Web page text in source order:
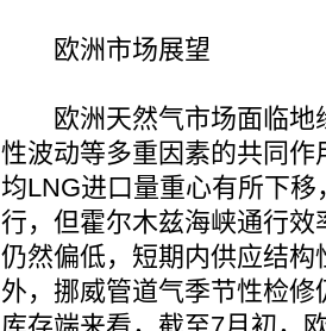
欧洲市场展望
欧洲天然气市场面临地
性波动等多重因素的共同
均LNG进口量重心有所下
行，但霍尔木兹海峡通行
仍然偏低，短期内供应结
外，挪威管道气季节性检